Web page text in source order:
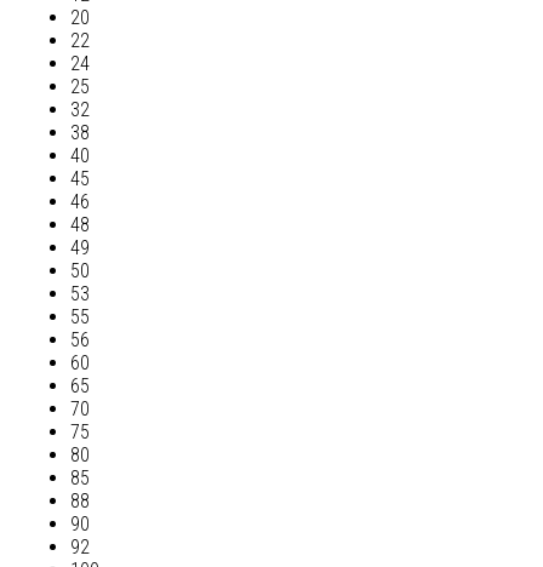
20
22
24
25
32
38
40
45
46
48
49
50
53
55
56
60
65
70
75
80
85
88
90
92